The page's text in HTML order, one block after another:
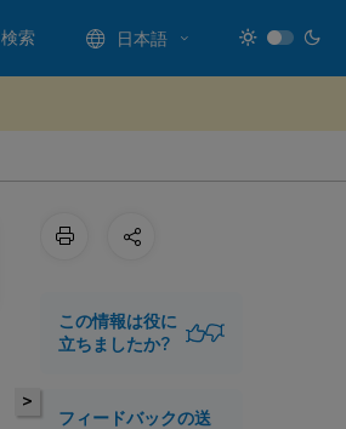
検索 日本語
>
この情報は役に
立ちましたか?
フィードバックの送